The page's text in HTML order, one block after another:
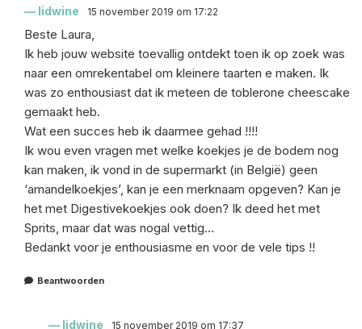
lidwine 15 november 2019 om 17:22
Beste Laura,
Ik heb jouw website toevallig ontdekt toen ik op zoek was
naar een omrekentabel om kleinere taarten e maken. Ik
was zo enthousiast dat ik meteen de toblerone cheescake
gemaakt heb.
Wat een succes heb ik daarmee gehad !!!!
Ik wou even vragen met welke koekjes je de bodem nog
kan maken, ik vond in de supermarkt (in België) geen
‘amandelkoekjes’, kan je een merknaam opgeven? Kan je
het met Digestivekoekjes ook doen? Ik deed het met
Sprits, maar dat was nogal vettig…
Bedankt voor je enthousiasme en voor de vele tips !!
Beantwoorden
lidwine 15 november 2019 om 17:37